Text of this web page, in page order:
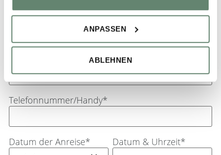
ANPASSEN
ABLEHNEN
Nachname*
Telefonnummer/Handy*
Datum der Anreise* Datum & Uhrzeit*